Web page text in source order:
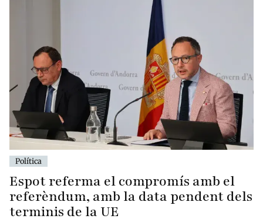
Política
Espot referma el compromís amb el
referèndum, amb la data pendent dels
terminis de la UE